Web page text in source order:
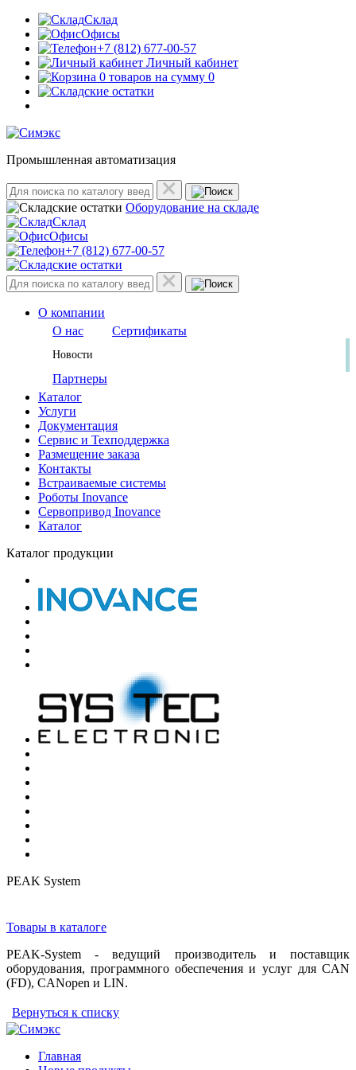
Склад
Офисы
+7 (812) 677-00-57
Личный кабинет
0 товаров на сумму 0
Промышленная автоматизация
Оборудование на складе
Склад
Офисы
+7 (812) 677-00-57
О компании
О нас
Сертификаты
Новости
Партнеры
Каталог
Услуги
Документация
Сервис и Техподдержка
Размещение заказа
Контакты
Встраиваемые системы
Роботы Inovance
Сервопривод Inovance
Каталог
Каталог продукции
PEAK System
Товары в каталоге
PEAK-System - ведущий производитель и поставщик
оборудования, программного обеспечения и услуг для CAN
(FD), CANopen и LIN.
Вернуться к списку
Главная